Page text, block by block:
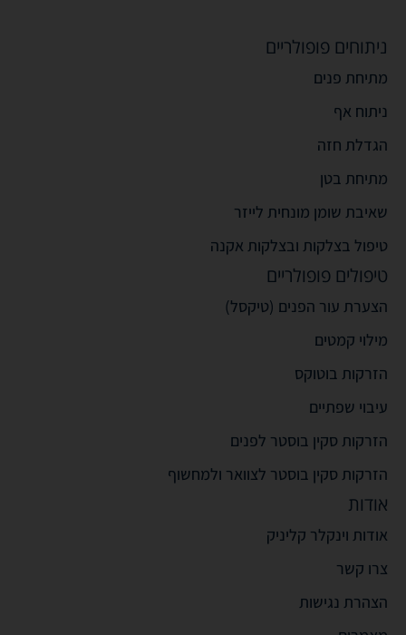
ניתוחים פופולריים
מתיחת פנים
ניתוח אף
הגדלת חזה
מתיחת בטן
שאיבת שומן מונחית לייזר
טיפול בצלקות ובצלקות אקנה
טיפולים פופולריים
הצערת עור הפנים (טיקסל)
מילוי קמטים
הזרקות בוטוקס
עיבוי שפתיים
הזרקות סקין בוסטר לפנים
הזרקות סקין בוסטר לצוואר ולמחשוף
אודות
אודות וינקלר קליניק
צרו קשר
הצהרת נגישות